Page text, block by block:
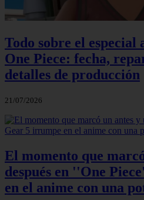
Todo sobre el
One Piece: fecha,
detalles de producción
21/07/2026
El momento que
después en ''One
en el anime con una